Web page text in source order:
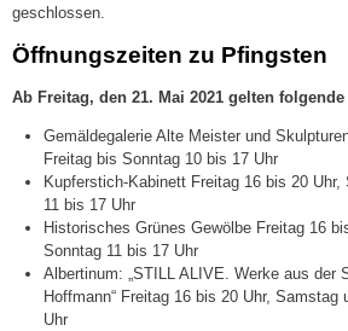
geschlossen.
Öffnungszeiten zu Pfingsten
Ab Freitag, den 21. Mai 2021 gelten
Gemäldegalerie Alte Meister und
Freitag bis Sonntag 10 bis 17 Uhr
Kupferstich-Kabinett Freitag 16 bis 20
11 bis 17 Uhr
Historisches Grünes Gewölbe Freitag 16
Sonntag 11 bis 17 Uhr
Albertinum: „STILL ALIVE. Werke aus der
Hoffmann“ Freitag 16 bis 20 Uhr, Samstag
Uhr